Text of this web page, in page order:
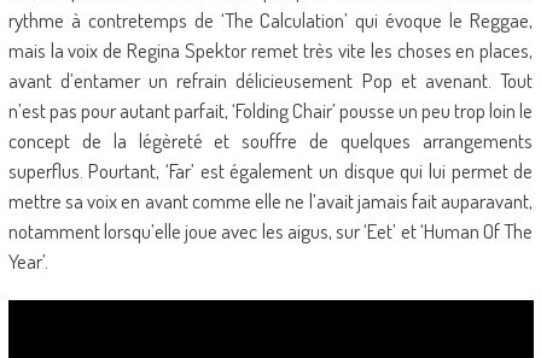
rythme à contretemps de ‘The Calculation’ qui évoque le Reggae,
mais la voix de Regina Spektor remet très vite les choses en places,
avant d’entamer un refrain délicieusement Pop et avenant. Tout
n’est pas pour autant parfait, ‘Folding Chair’ pousse un peu trop loin le
concept de la légèreté et souffre de quelques arrangements
superflus. Pourtant, ‘Far’ est également un disque qui lui permet de
mettre sa voix en avant comme elle ne l’avait jamais fait auparavant,
notamment lorsqu’elle joue avec les aigus, sur ‘Eet’ et ‘Human Of The
Year’.